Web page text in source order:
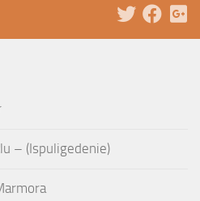
– (Ispuligedenie)